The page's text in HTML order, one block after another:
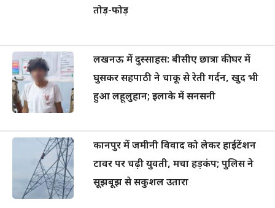
तोड़-फोड़
लखनऊ में दुस्साहस: बीसीए छात्रा की घर में
घुसकर सहपाठी ने चाकू से रेती गर्दन, खुद भी
हुआ लहूलुहान; इलाके में सनसनी
कानपुर में जमीनी विवाद को लेकर हाईटेंशन
टावर पर चढ़ी युवती, मचा हड़कंप; पुलिस ने
सूझबूझ से सकुशल उतारा